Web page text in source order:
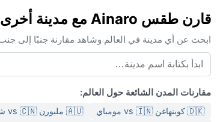
على الطرق الجبلية. كما قد تؤثر الأعاصير المدارية
تجعل الأجواء لزجة بعد المطر. من الأفضل تجنب
قارن طقس Ainaro مع مدينة أخرى
ابحث عن أي مدينة في العالم وشاهد مقارنة جنبًا إلى
مقارنات المدن الشائعة حول العالم:
🇩🇰 كوبنهاغن vs 🇮🇳 مومباي 🇦🇺 ملبورن vs 🇨🇳 شانغهاي